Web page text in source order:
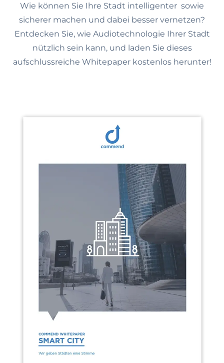
Wie können Sie Ihre Stadt intelligenter sowie
sicherer machen und dabei besser vernetzen?
Entdecken Sie, wie Audiotechnologie Ihrer Stadt
nützlich sein kann, und laden Sie dieses
aufschlussreiche Whitepaper kostenlos herunter!